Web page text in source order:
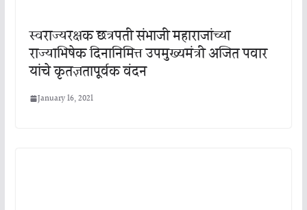
स्वराज्यरक्षक छत्रपती संभाजी महाराजांच्या
राज्याभिषेक दिनानिमित्त उपमुख्यमंत्री अजित पवार
यांचे कृतज्ञतापूर्वक वंदन
January 16, 2021